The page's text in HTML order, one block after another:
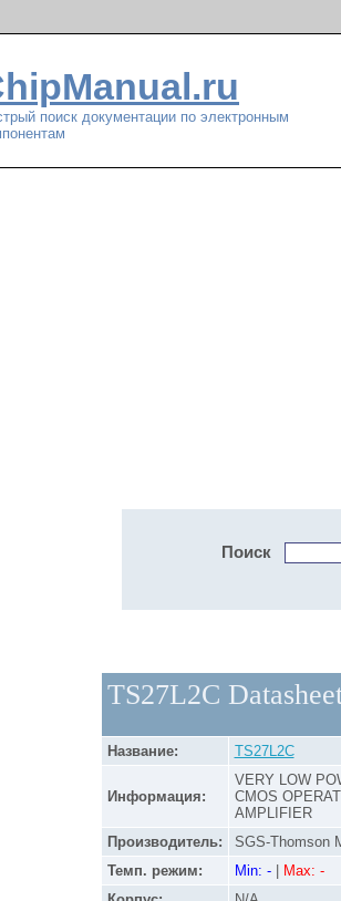
поиск документации по электронным
Поиск
TS27L2C
Название: TS27L2C
Информация:
VERY LOW
CMOS
AMPLIFIER
Производитель:
SGS-Thomson
Темп. режим:
Min: -|
Max: -